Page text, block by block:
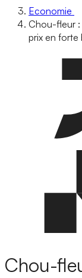
Economie
Chou-fleur :
prix en forte
Chou-